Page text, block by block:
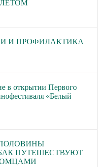
И ПРОФИЛАКТИКА
в открытии Первого
«Белый
ПУТЕШЕСТВУЮТ